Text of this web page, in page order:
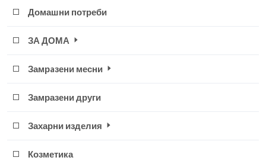
Домашни потреби
ЗА ДОМА
Замрaзени месни
Замразени други
Захарни изделия
Козметика